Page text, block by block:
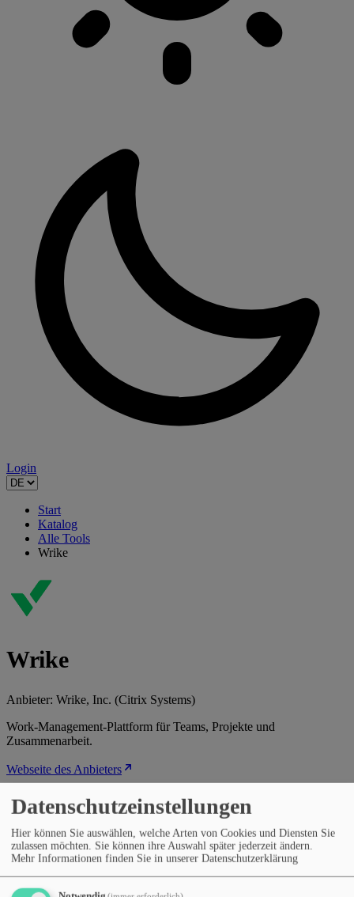
Login
Start
Katalog
Alle Tools
Wrike
Wrike
Anbieter: Wrike, Inc. (Citrix Systems)
Work-Management-Plattform für Teams, Projekte und
Zusammenarbeit.
Webseite des Anbieters
Kategorien
Tabellen & AutomatisierungProduktivität & Workflows
Preismodell
Kostenloser TarifAbonnement (monatlich/jährlich)
EnglischDeutschFranzösischSpanischPortugiesisch
Datenschutzeinstellungen
Hier können Sie auswählen, welche Arten von Cookies und Diensten Sie
zulassen möchten. Sie können ihre Auswahl später jederzeit ändern.
Mehr Informationen finden Sie in unserer Datenschutzerklärung